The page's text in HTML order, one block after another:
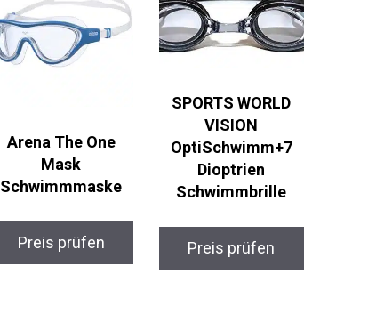
Arena The One
Mask
Schwimmmaske
Preis prüfen
SPORTS WORLD
VISION
OptiSchwimm+7
Dioptrien
Schwimmbrille
Preis prüfen